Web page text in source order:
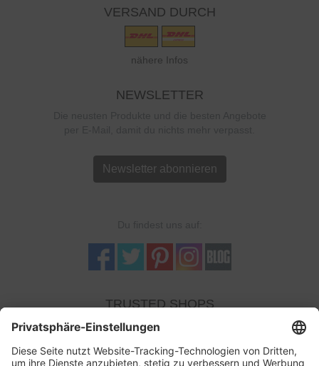
VERSAND DURCH
nähere Infos
NEWSLETTER
Newsletter abonnieren
TRUSTED SHOPS